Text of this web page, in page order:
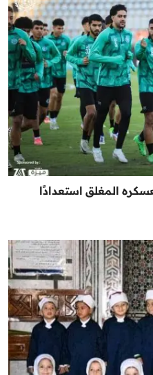
المغلق استعدادًا